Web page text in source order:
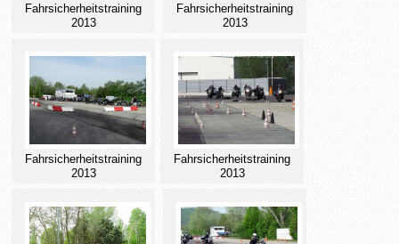
Fahrsicherheitstraining
2013
Fahrsicherheitstraining
2013
Fahrsicherheitstraining
2013
Fahrsicherheitstraining
2013